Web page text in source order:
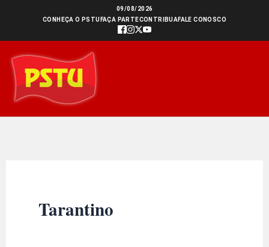
conteúdo
09/08/2026
CONHEÇA O PSTU FAÇA PARTECONTRIBUAFALE CONOSCO
Tarantino